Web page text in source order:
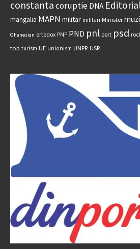
constantacoruptie DNA
mangalia MAPN militar militari Minister
Ohanesian ortodox PMP PND pnl port psd
top turism UE unionism UNPR USR